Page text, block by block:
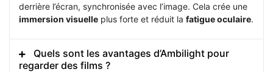
derrière l’écran, synchronisée avec l’image. Cela crée une
immersion visuelle plus forte et réduit la fatigue oculaire.
Quels sont les avantages d’Ambilight pour
regarder des films ?